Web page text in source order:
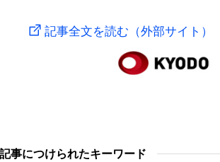
記事全文を読む（外部サイト）
事につけられたキーワード